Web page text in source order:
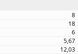
8
18
6
5,67
12,03